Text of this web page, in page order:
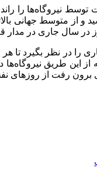
امسال در ایران به حدود
سال جاری در مدار
را در نظر بگیرد تا
طریق نیروگاه‌ها
برون رفت از